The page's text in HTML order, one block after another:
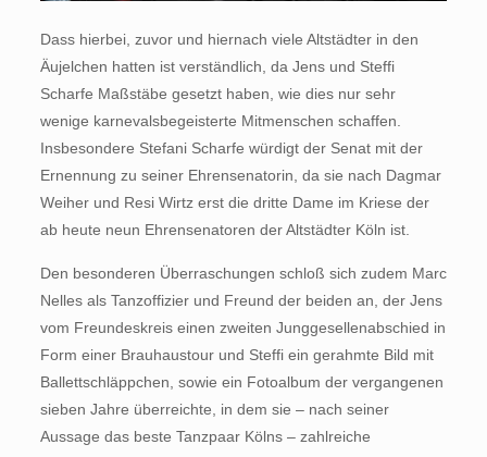
Dass hierbei, zuvor und hiernach viele Altstädter in den
Äujelchen hatten ist verständlich, da Jens und Steffi
Scharfe Maßstäbe gesetzt haben, wie dies nur sehr
wenige karnevalsbegeisterte Mitmenschen schaffen.
Insbesondere Stefani Scharfe würdigt der Senat mit der
Ernennung zu seiner Ehrensenatorin, da sie nach Dagmar
Weiher und Resi Wirtz erst die dritte Dame im Kriese der
ab heute neun Ehrensenatoren der Altstädter Köln ist.
Den besonderen Überraschungen schloß sich zudem Marc
Nelles als Tanzoffizier und Freund der beiden an, der Jens
vom Freundeskreis einen zweiten Junggesellenabschied in
Form einer Brauhaustour und Steffi ein gerahmte Bild mit
Ballettschläppchen, sowie ein Fotoalbum der vergangenen
sieben Jahre überreichte, in dem sie – nach seiner
Aussage das beste Tanzpaar Kölns – zahlreiche